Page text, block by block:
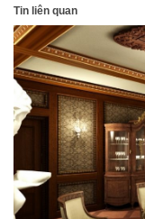
Tin liên quan